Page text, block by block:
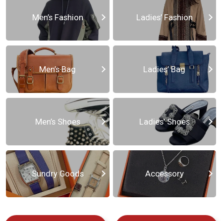
Men’s Fashion Ladies’ Fashion
Men’s Bag Ladies’ Bag
Men’s Shoes Ladies’ Shoes
Sundry Goods Accessory